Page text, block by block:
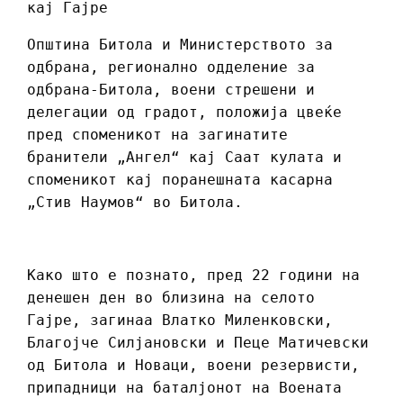
Општина Битола и Министерството за
одбрана, регионално одделение за
одбрана-Битола, воени стрешени и
делегации од градот, положија цвеќе
пред споменикот на загинатите
бранители „Ангел“ кај Саат кулата и
споменикот кај поранешната касарна
„Стив Наумов“ во Битола.
Како што е познато, пред 22 години на
денешен ден во близина на селото
Гајре, загинаа Влатко Миленковски,
Благојче Силјановски и Пеце Матичевски
од Битола и Новаци, воени резервисти,
припадници на баталјонот на Воената